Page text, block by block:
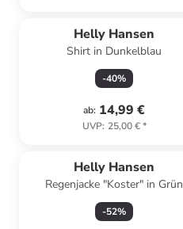
Helly Hansen
Shirt in Dunkelblau
-40%
ab: 14,99 €
UVP: 25,00 €*
Helly Hansen
Regenjacke "Koster" in Grün
-52%